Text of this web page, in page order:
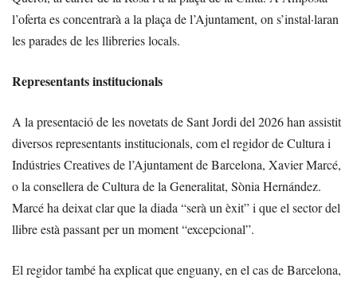
l’oferta es concentrarà a la plaça de l’Ajuntament, on s’instal·laran
les parades de les llibreries locals.
Representants institucionals
A la presentació de les novetats de Sant Jordi del 2026 han assistit
diversos representants institucionals, com el regidor de Cultura i
Indústries Creatives de l’Ajuntament de Barcelona, ​​Xavier Marcé,
o la consellera de Cultura de la Generalitat, Sònia Hernández.
Marcé ha deixat clar que la diada “serà un èxit” i que el sector del
llibre està passant per un moment “excepcional”.
El regidor també ha explicat que enguany, en el cas de Barcelona,